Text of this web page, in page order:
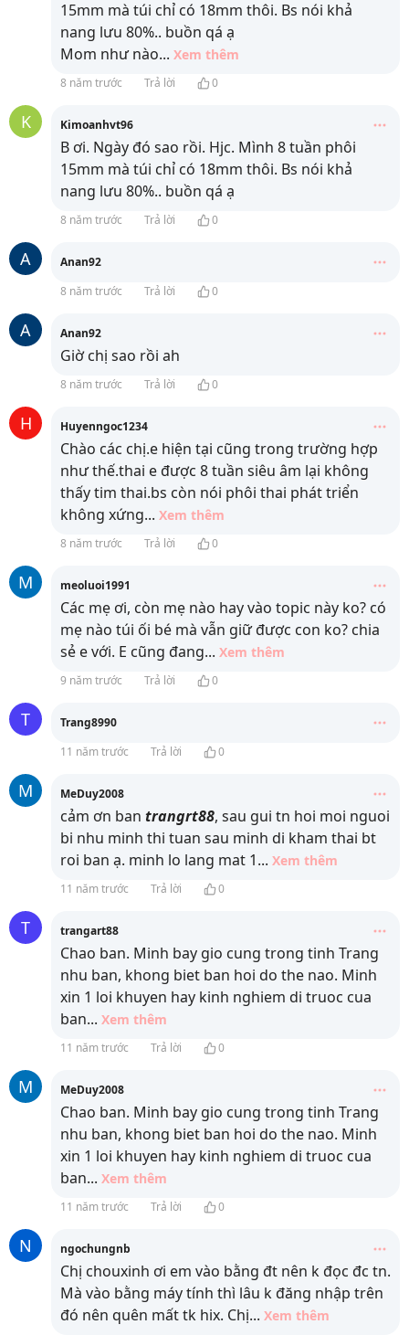
15mm mà túi chỉ có 18mm thôi. Bs nói khả
nang lưu 80%.. buồn qá ạ
Mom như nào... Xem thêm
8 năm trước Trả lời 0
K Kimoanhvt96
B ơi. Ngày đó sao rồi. Hjc. Mình 8 tuần phôi
15mm mà túi chỉ có 18mm thôi. Bs nói khả
nang lưu 80%.. buồn qá ạ
8 năm trước Trả lời 0
A
Anan92
8 năm trước
Trả lời 0
A Anan92
Giờ chị sao rồi ah
8 năm trước Trả lời 0
H Huyenngoc1234
Chào các chị.e hiện tại cũng trong trường hợp
như thế.thai e được 8 tuần siêu âm lại không
thấy tim thai.bs còn nói phôi thai phát triển
không xứng... Xem thêm
8 năm trước Trả lời 0
M meoluoi1991
Các mẹ ơi, còn mẹ nào hay vào topic này ko? có
mẹ nào túi ối bé mà vẫn giữ được con ko? chia
sẻ e với. E cũng đang... Xem thêm
9 năm trước Trả lời 0
T
Trang8990
11 năm trước
Trả lời 0
M MeDuy2008
cảm ơn ban trangrt88, sau gui tn hoi moi nguoi
bi nhu minh thi tuan sau minh di kham thai bt
roi ban ạ. minh lo lang mat 1... Xem thêm
11 năm trước Trả lời 0
T trangart88
Chao ban. Minh bay gio cung trong tinh Trang
nhu ban, khong biet ban hoi do the nao. Minh
xin 1 loi khuyen hay kinh nghiem di truoc cua
ban... Xem thêm
11 năm trước Trả lời 0
M MeDuy2008
Chao ban. Minh bay gio cung trong tinh Trang
nhu ban, khong biet ban hoi do the nao. Minh
xin 1 loi khuyen hay kinh nghiem di truoc cua
ban... Xem thêm
11 năm trước Trả lời 0
N ngochungnb
Chị chouxinh ơi em vào bằng đt nên k đọc đc tn.
Mà vào bằng máy tính thì lâu k đăng nhập trên
đó nên quên mất tk hix. Chị... Xem thêm